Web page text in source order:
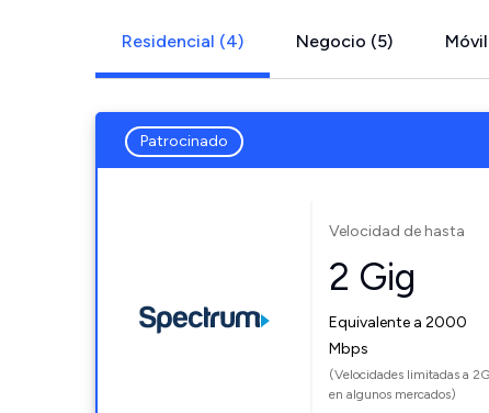
Residencial (4) Negocio (5)
Patrocinado
Velocidad de hasta
2 Gig
Equivalente a 2000
Mbps
(Velocidades limitadas a 2G
en algunos mercados)